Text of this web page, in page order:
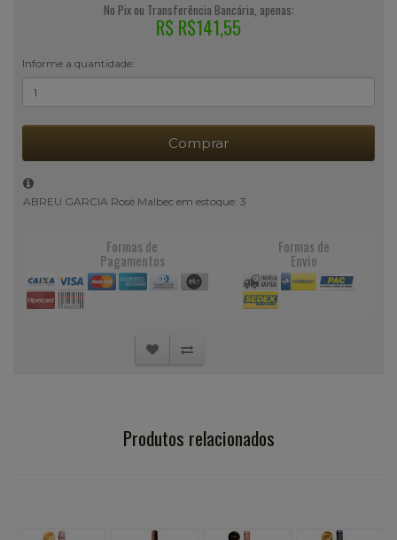
No Pix ou Transferência Bancária, apenas:
R$ R$141,55
Informe a quantidade:
Comprar
ABREU GARCIA Rosé Malbec em estoque: 3
Formas de
Pagamentos
Formas de
Envio
Produtos relacionados